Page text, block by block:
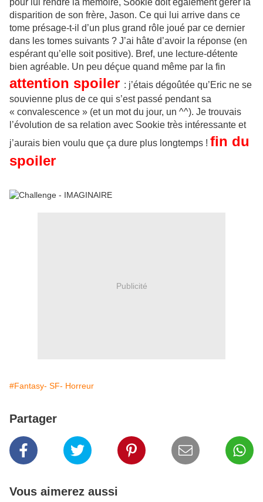
pour lui rendre la mémoire, Sookie doit également gérer la
disparition de son frère, Jason. Ce qui lui arrive dans ce
tome présage-t-il d’un plus grand rôle joué par ce dernier
dans les tomes suivants ? J’ai hâte d’avoir la réponse (en
espérant qu’elle soit positive). Bref, une lecture-détente
bien agréable. Un peu déçue quand même par la fin
attention spoiler : j’étais dégoûtée qu’Eric ne se
souvienne plus de ce qui s’est passé pendant sa
« convalescence » (et un mot du jour, un ^^). Je trouvais
l’évolution de sa relation avec Sookie très intéressante et
j’aurais bien voulu que ça dure plus longtemps ! fin du
spoiler
Publicité
#Fantasy- SF- Horreur
Partager
Vous aimerez aussi